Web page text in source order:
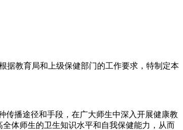
据教育局和上级保健部门的工作要求，特制定本
传播途径和手段，在广大师生中深入开展健康教
体师生的卫生知识水平和自我保健能力，从而